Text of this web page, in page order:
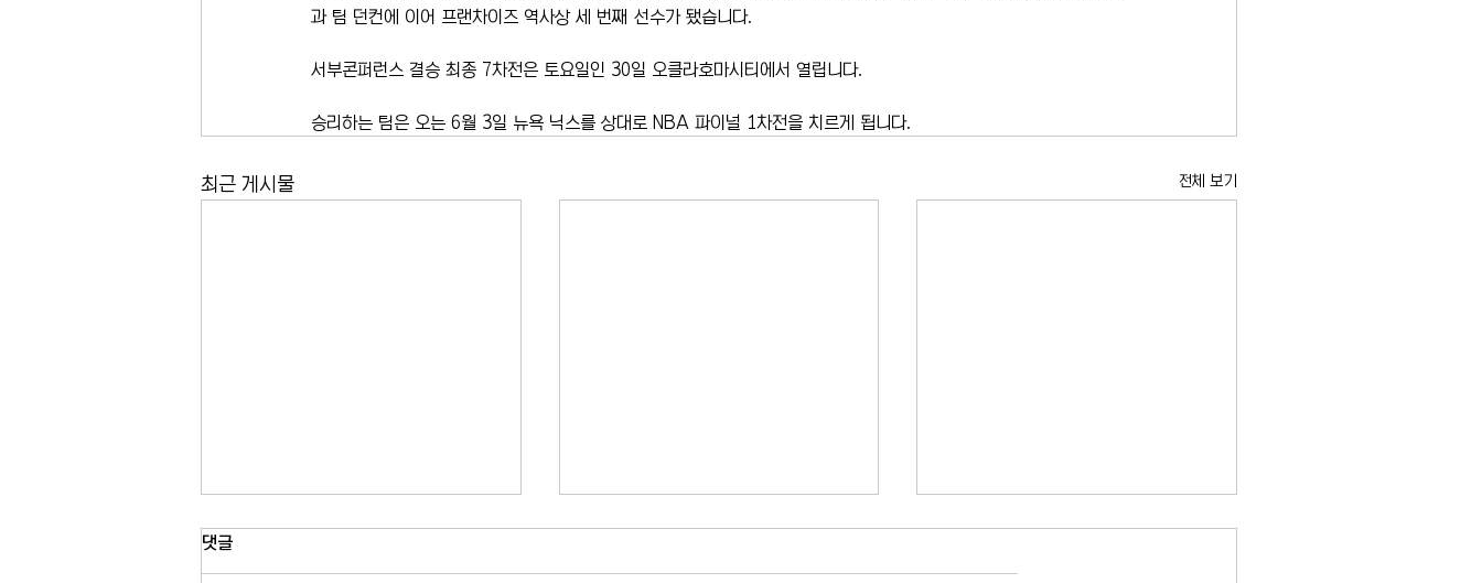
과 팀 던컨에 이어 프랜차이즈 역사상 세 번째 선수가 됐습니다.
서부콘퍼런스 결승 최종 7차전은 토요일인 30일 오클라호마시티에서 열립니다.
승리하는 팀은 오는 6월 3일 뉴욕 닉스를 상대로 NBA 파이널 1차전을 치르게 됩니다.
최근 게시물 전체 보기
뉴저지 상수도 시스템 사이버공격
받아…식수 공급은 정상 유지
맘다니 시장, 불법 전동자전거 온
명령 추진
뉴욕 라과디아 공항 지상 운항 일
어크도 항공편 지연
댓글